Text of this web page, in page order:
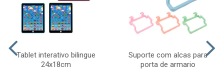
Tablet interativo bilingue
24x18cm
Suporte com alcas para
porta de armario